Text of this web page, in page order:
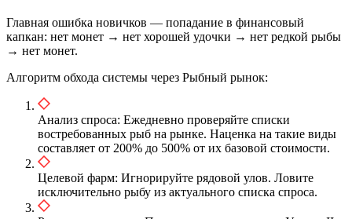
Главная ошибка новичков — попадание в финансовый
капкан: нет монет → нет хорошей удочки → нет редкой рыбы
→ нет монет.
Алгоритм обхода системы через Рыбный рынок:
Анализ спроса: Ежедневно проверяйте списки
востребованных рыб на рынке. Наценка на такие виды
составляет от 200% до 500% от их базовой стоимости.
Целевой фарм: Игнорируйте рядовой улов. Ловите
исключительно рыбу из актуального списка спроса.